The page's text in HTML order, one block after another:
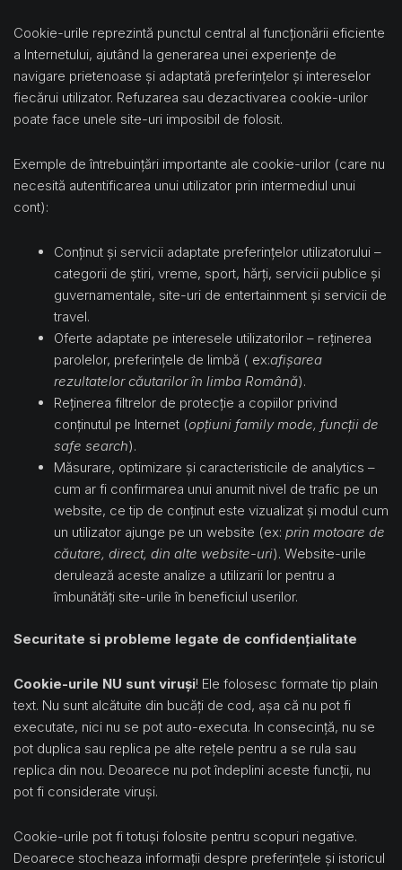
Cookie-urile reprezintă punctul central al funcționării eficiente
a Internetului, ajutând la generarea unei experiențe de
navigare prietenoase și adaptată preferințelor și intereselor
fiecărui utilizator. Refuzarea sau dezactivarea cookie-urilor
poate face unele site-uri imposibil de folosit.
Exemple de întrebuințări importante ale cookie-urilor (care nu
necesită autentificarea unui utilizator prin intermediul unui
cont):
Conținut și servicii adaptate preferințelor utilizatorului –
categorii de știri, vreme, sport, hărți, servicii publice și
guvernamentale, site-uri de entertainment și servicii de
travel.
Oferte adaptate pe interesele utilizatorilor – reținerea
parolelor, preferințele de limbă ( ex:afișarea
rezultatelor căutarilor în limba Română).
Reținerea filtrelor de protecție a copiilor privind
conținutul pe Internet (opțiuni family mode, funcții de
safe search).
Măsurare, optimizare și caracteristicile de analytics –
cum ar fi confirmarea unui anumit nivel de trafic pe un
website, ce tip de conținut este vizualizat și modul cum
un utilizator ajunge pe un website (ex: prin motoare de
căutare, direct, din alte website-uri). Website-urile
derulează aceste analize a utilizarii lor pentru a
îmbunătăți site-urile în beneficiul userilor.
Securitate si probleme legate de confidențialitate
Cookie-urile NU sunt viruși! Ele folosesc formate tip plain
text. Nu sunt alcătuite din bucăți de cod, așa că nu pot fi
executate, nici nu se pot auto-executa. In consecință, nu se
pot duplica sau replica pe alte rețele pentru a se rula sau
replica din nou. Deoarece nu pot îndeplini aceste funcții, nu
pot fi considerate viruși.
Cookie-urile pot fi totuși folosite pentru scopuri negative.
Deoarece stocheaza informații despre preferințele și istoricul